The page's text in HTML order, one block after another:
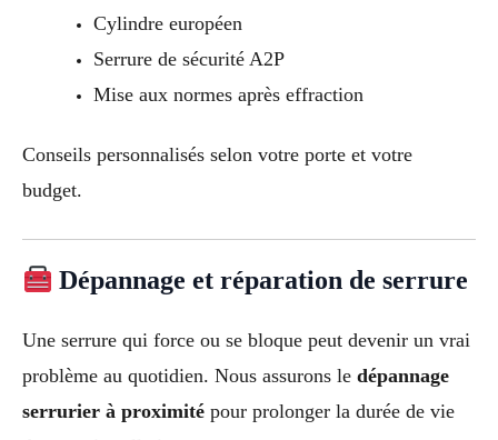
Cylindre européen
Serrure de sécurité A2P
Mise aux normes après effraction
Conseils personnalisés selon votre porte et votre
budget.
Dépannage et réparation de serrure
Une serrure qui force ou se bloque peut devenir un vrai
problème au quotidien. Nous assurons le dépannage
serrurier à proximité pour prolonger la durée de vie